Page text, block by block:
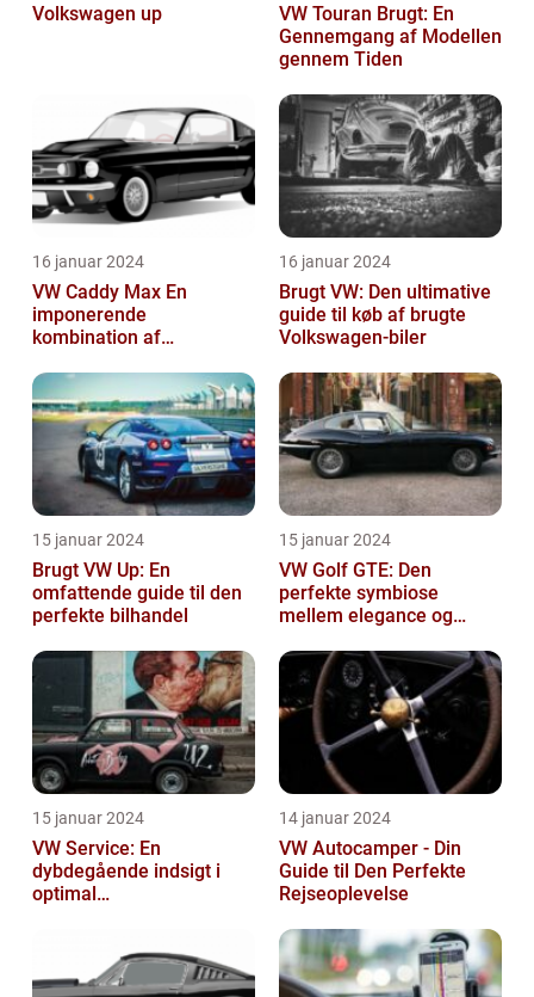
Volkswagen up
VW Touran Brugt: En
Gennemgang af Modellen
gennem Tiden
16 januar 2024
VW Caddy Max En
imponerende
kombination af
og komfort
16 januar 2024
Brugt VW: Den ultimative
guide til køb af brugte
Volkswagen-biler
15 januar 2024
Brugt VW Up: En
omfattende guide til den
perfekte bilhandel
15 januar 2024
VW Golf GTE: Den
perfekte symbiose
mellem elegance og
15 januar 2024
VW Service: En
dybdegående indsigt i
optimal
14 januar 2024
VW Autocamper - Din
Guide til Den Perfekte
Rejseoplevelse